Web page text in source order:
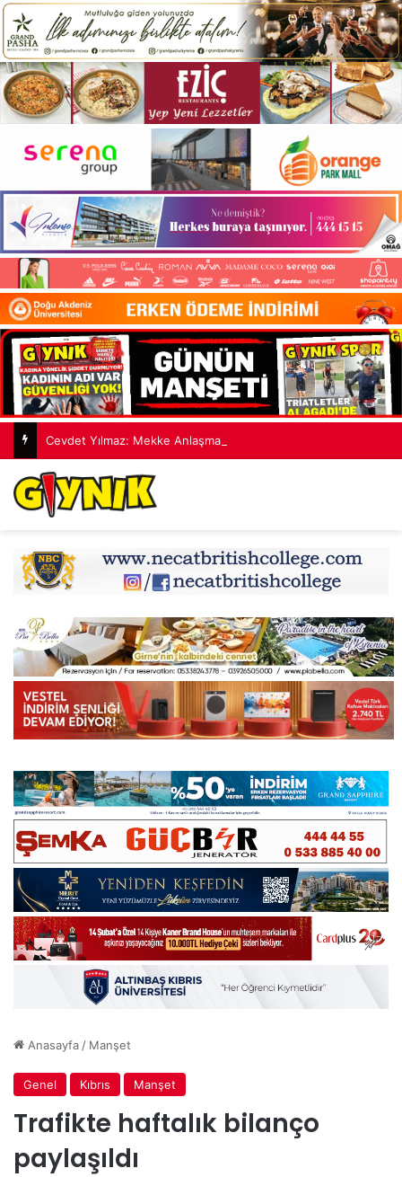
Anasayfa / Manşet
Genel Kıbrıs Manşet
Trafikte haftalık bilanço
paylaşıldı